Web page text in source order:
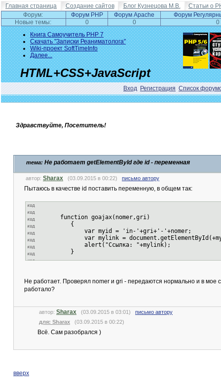
Главная страница Создание сайтов Блог Кузнецова М.В.
Статьи о
Форум:
Форум PHP Форум Apache
Форум
Новые темы:
0 0
0
Книга Самоучитель PHP 7
Скачать "Записки Реаниматолога"
Wiki-проект SoftTimeInfo
Далее...
HTML+CSS+JavaScript
Вход Регистрация Список
Здравствуйте, Посетитель!
тема: Не работает getElementById где id - переменная
автор: Sharax (03.09.2015 в 00:22) письмо автору
Пытаюсь в качестве id поставить переменную, в общем так:
function goajax(nomer,gri)
{
var myid = 'in-'+gri+'-'+nomer;
var mylink =
alert("Ссылка: "+mylink);
}
Не работает. Проверял nomer и gri - передаются нормально и в мое
работало?
автор: Sharax (03.09.2015 в 03:01) письмо автору
для: Sharax (03.09.2015 в 00:22)
Всё. Сам разобрался )
вверх